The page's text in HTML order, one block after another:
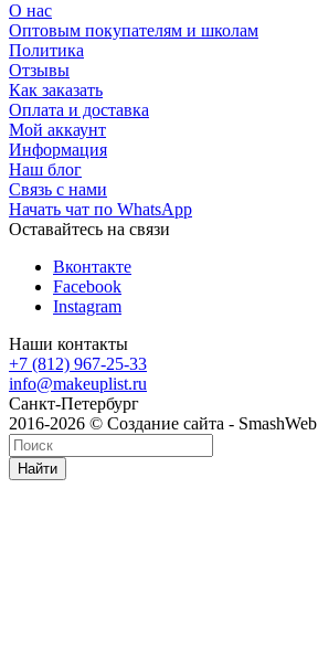
О нас
Оптовым покупателям и школам
Политика
Отзывы
Как заказать
Оплата и доставка
Мой аккаунт
Информация
Наш блог
Связь с нами
Начать чат по WhatsApp
Оставайтесь на связи
Вконтакте
Facebook
Instagram
Наши контакты
+7 (812) 967-25-33
info@makeuplist.ru
Санкт-Петербург
2016-2026 © Создание сайта - SmashWeb
Найти